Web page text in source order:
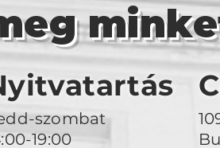
szombat
19:00